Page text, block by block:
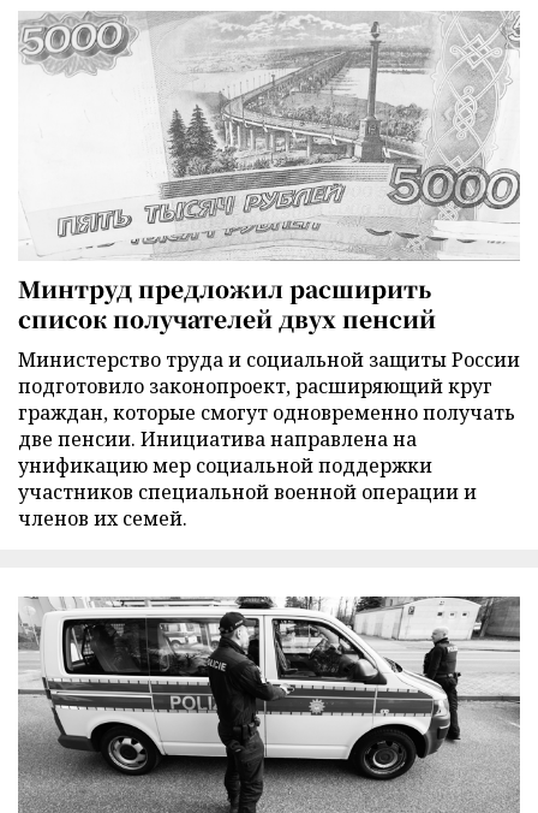
Минтруд предложил расширить
список получателей двух пенсий
Министерство труда и социальной защиты России
подготовило законопроект, расширяющий круг
граждан, которые смогут одновременно получать
две пенсии. Инициатива направлена на
унификацию мер социальной поддержки
участников специальной военной операции и
членов их семей.